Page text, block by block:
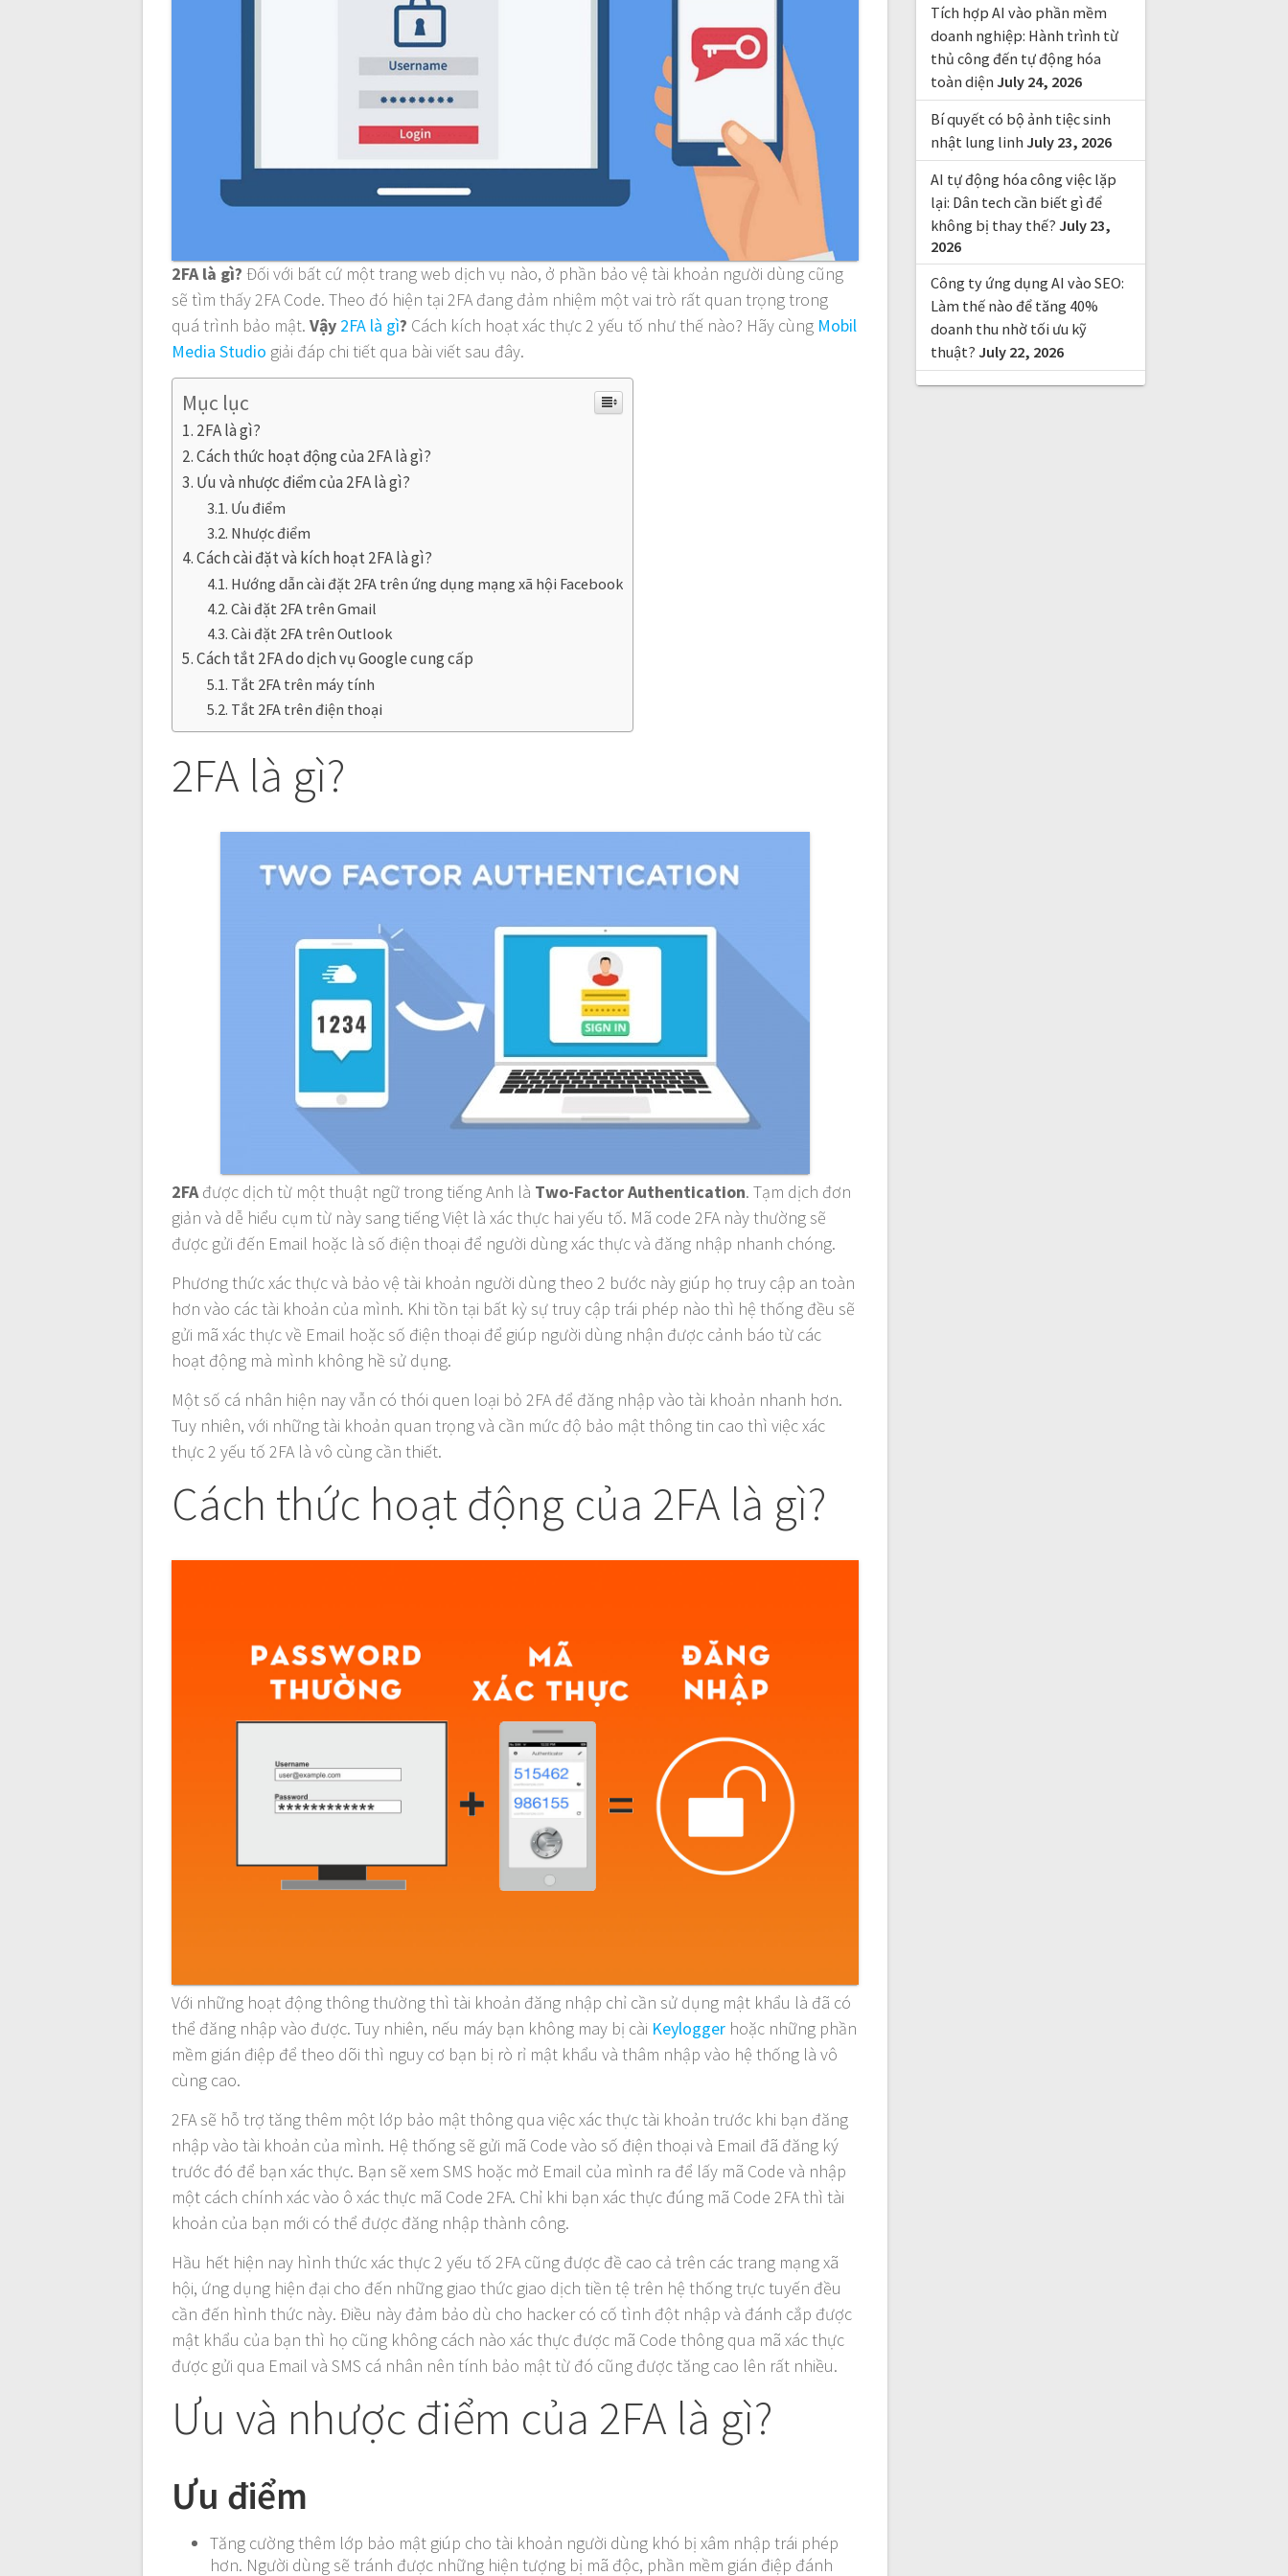
2FA là gì? Đối với bất cứ một trang web dịch vụ nào, ở phần bảo vệ tài khoản người dùng cũng
sẽ tìm thấy 2FA Code. Theo đó hiện tại 2FA đang đảm nhiệm một vai trò rất quan trọng trong
quá trình bảo mật.Vậy 2FA là gì? Cách kích hoạt xác thực 2 yếu tố như thế nào? Hãy cùng Mobil
Media Studio giải đáp chi tiết qua bài viết sau đây.
Mục lục
2FA là gì?
Cách thức hoạt động của 2FA là gì?
Ưu và nhược điểm của 2FA là gì?
Ưu điểm
Nhược điểm
Cách cài đặt và kích hoạt 2FA là gì?
Hướng dẫn cài đặt 2FA trên ứng dụng mạng xã hội Facebook
Cài đặt 2FA trên Gmail
Cài đặt 2FA trên Outlook
Cách tắt 2FA do dịch vụ Google cung cấp
Tắt 2FA trên máy tính
Tắt 2FA trên điện thoại
2FA là gì?
2FAđược dịch từ một thuật ngữ trong tiếng Anh là Two-Factor Authentication. Tạm dịch đơn
giản và dễ hiểu cụm từ này sang tiếng Việt là xác thực hai yếu tố. Mã code 2FA này thường sẽ
được gửi đến Email hoặc là số điện thoại để người dùng xác thực và đăng nhập nhanh chóng.
Phương thức xác thực và bảo vệ tài khoản người dùng theo 2 bước này giúp họ truy cập an toàn
hơn vào các tài khoản của mình. Khi tồn tại bất kỳ sự truy cập trái phép nào thì hệ thống đều sẽ
gửi mã xác thực về Email hoặc số điện thoại để giúp người dùng nhận được cảnh báo từ các
hoạt động mà mình không hề sử dụng.
Một số cá nhân hiện nay vẫn có thói quen loại bỏ 2FA để đăng nhập vào tài khoản nhanh hơn.
Tuy nhiên, với những tài khoản quan trọng và cần mức độ bảo mật thông tin cao thì việc xác
thực 2 yếu tố 2FA là vô cùng cần thiết.
Cách thức hoạt động của 2FA là gì?
Với những hoạt động thông thường thì tài khoản đăng nhập chỉ cần sử dụng mật khẩu là đã có
thể đăng nhập vào được. Tuy nhiên, nếu máy bạn không may bị cài Keylogger hoặc những phần
mềm gián điệp để theo dõi thì nguy cơ bạn bị rò rỉ mật khẩu và thâm nhập vào hệ thống là vô
cùng cao.
2FA sẽ hỗ trợ tăng thêm một lớp bảo mật thông qua việc xác thực tài khoản trước khi bạn đăng
nhập vào tài khoản của mình. Hệ thống sẽ gửi mã Code vào số điện thoại và Email đã đăng ký
trước đó để bạn xác thực. Bạn sẽ xem SMS hoặc mở Email của mình ra để lấy mã Code và nhập
một cách chính xác vào ô xác thực mã Code 2FA. Chỉ khi bạn xác thực đúng mã Code 2FA thì tài
khoản của bạn mới có thể được đăng nhập thành công.
Hầu hết hiện nay hình thức xác thực 2 yếu tố 2FA cũng được đề cao cả trên các trang mạng xã
hội, ứng dụng hiện đại cho đến những giao thức giao dịch tiền tệ trên hệ thống trực tuyến đều
cần đến hình thức này. Điều này đảm bảo dù cho hacker có cố tình đột nhập và đánh cắp được
mật khẩu của bạn thì họ cũng không cách nào xác thực được mã Code thông qua mã xác thực
được gửi qua Email và SMS cá nhân nên tính bảo mật từ đó cũng được tăng cao lên rất nhiều.
Ưu và nhược điểm của 2FA là gì?
Ưu điểm
Tăng cường thêm lớp bảo mật giúp cho tài khoản người dùng khó bị xâm nhập trái phép
hơn. Người dùng sẽ tránh được những hiện tượng bị mã độc, phần mềm gián điệp đánh
Tích hợp AI vào phần mềm
doanh nghiệp: Hành trình từ
thủ công đến tự động hóa
toàn diện July 24, 2026
Bí quyết có bộ ảnh tiệc sinh
nhật lung linh July 23, 2026
AI tự động hóa công việc lặp
lại: Dân tech cần biết gì để
không bị thay thế? July 23,
2026
Công ty ứng dụng AI vào SEO:
Làm thế nào để tăng 40%
doanh thu nhờ tối ưu kỹ
thuật? July 22, 2026